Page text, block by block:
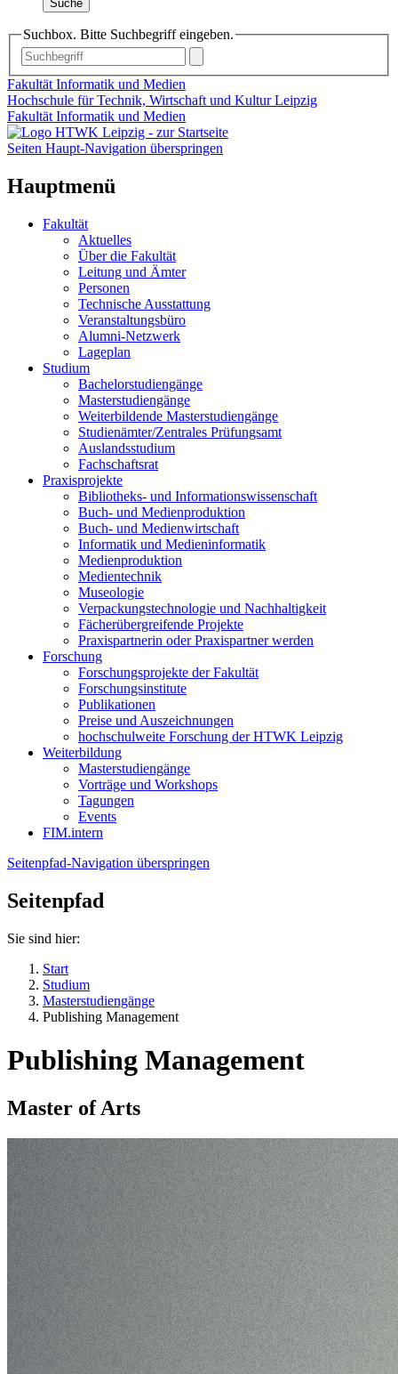
Suche
Suchbox. Bitte Suchbegriff eingeben.
Fakultät Informatik und Medien
Hochschule für Technik, Wirtschaft und Kultur Leipzig
Fakultät Informatik und Medien
Seiten Haupt-Navigation überspringen
Hauptmenü
Fakultät
Aktuelles
Über die Fakultät
Leitung und Ämter
Personen
Technische Ausstattung
Veranstaltungsbüro
Alumni-Netzwerk
Lageplan
Studium
Bachelorstudiengänge
Masterstudiengänge
Weiterbildende Masterstudiengänge
Studienämter/Zentrales Prüfungsamt
Auslandsstudium
Fachschaftsrat
Praxisprojekte
Bibliotheks- und Informationswissenschaft
Buch- und Medienproduktion
Buch- und Medienwirtschaft
Informatik und Medieninformatik
Medienproduktion
Medientechnik
Museologie
Verpackungstechnologie und Nachhaltigkeit
Fächerübergreifende Projekte
Praxispartnerin oder Praxispartner werden
Forschung
Forschungsprojekte der Fakultät
Forschungsinstitute
Publikationen
Preise und Auszeichnungen
hochschulweite Forschung der HTWK Leipzig
Weiterbildung
Masterstudiengänge
Vorträge und Workshops
Tagungen
Events
FIM.intern
Seitenpfad-Navigation überspringen
Seitenpfad
Sie sind hier:
Start
Studium
Masterstudiengänge
Publishing Management
Publishing Management
Master of Arts